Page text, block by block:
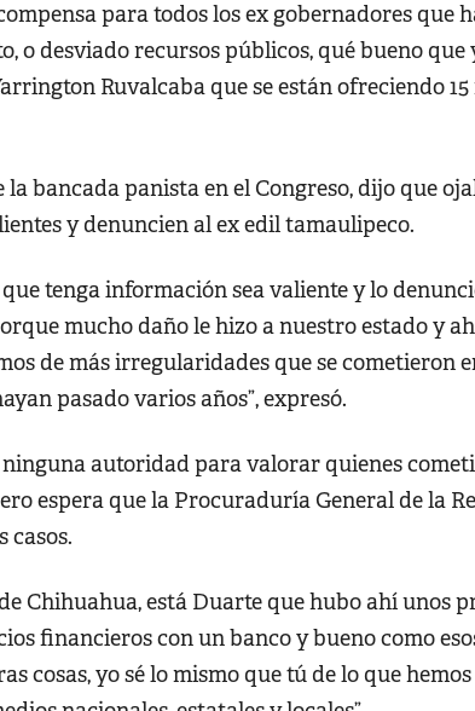
para todos los ex gobernadores que
o desviado recursos públicos, qué bueno que
Ruvalcaba que se están ofreciendo
la bancada panista en el Congreso, dijo que
y denuncien al ex edil tamaulipeco.
tenga información sea valiente y lo
mucho daño le hizo a nuestro estado y
de más irregularidades que se cometieron
pasado varios años”, expresó.
ninguna autoridad para valorar quienes
espera que la Procuraduría General de la
casos.
Chihuahua, está Duarte que hubo ahí unos
financieros con un banco y bueno como
cosas, yo sé lo mismo que tú de lo que